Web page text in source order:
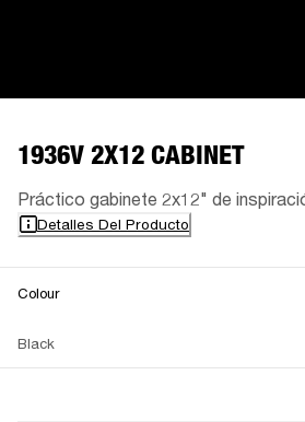
1936V 2X12 CABINET
Práctico gabinete 2x12" de
Detalles Del Producto
Colour
Black